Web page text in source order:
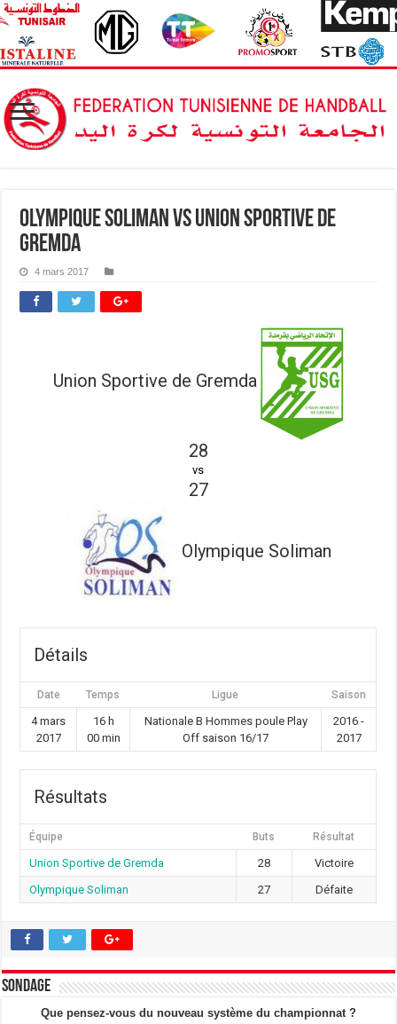
Olympique Soliman vs Union Sportive de
Gremda
4 mars 2017
Union Sportive de Gremda
28
vs
27
Olympique Soliman
Détails
Date Temps Ligue Saison
4 mars
2017
16 h
00 min
Nationale B Hommes poule Play
Off saison 16/17
2016 -
2017
Résultats
Équipe Buts Résultat
Union Sportive de Gremda 28
Victoire
Olympique Soliman
27 Défaite
Sondage
Que pensez-vous du nouveau système du championnat ?